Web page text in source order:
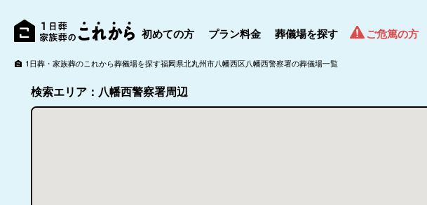
初めての方 プラン料金 葬儀場を探す ご危篤の方
1日葬・家族葬のこれから葬儀場を探す福岡県北九州市八幡西区八幡西警察署の葬儀場一覧
検索エリア：八幡西警察署周辺